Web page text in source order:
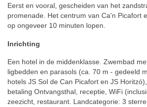
Eerst en vooral, gescheiden van het
promenade. Het centrum van Ca'n Picafort
op ongeveer 10 minuten lopen.
Inrichting
Een hotel in de middenklasse. Zwembad
ligbedden en parasols (ca. 70 m - gedeeld
hotels JS Sol de Can Picafort en JS
betaling Ontvangsthal, receptie, WiFi
zeezicht, restaurant. Landcategorie: 3